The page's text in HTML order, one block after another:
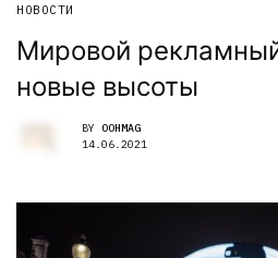
НОВОСТИ
Мировой
новые высоты
BY OOHMAG
14.06.2021